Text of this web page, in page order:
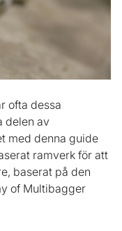
ofta dessa
delen av
med denna guide
ramverk för att
baserat på den
of Multibagger